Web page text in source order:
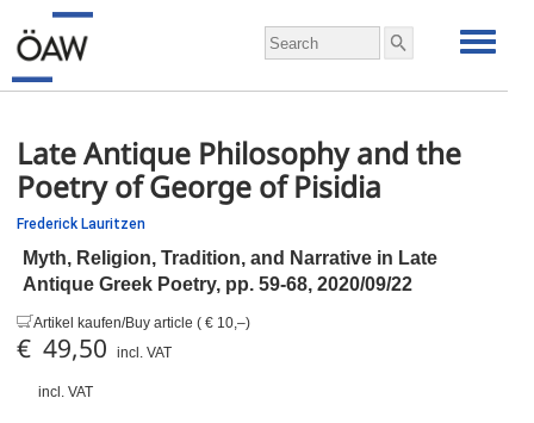
Late Antique Philosophy and the
Poetry of George of Pisidia
Frederick Lauritzen
Myth, Religion, Tradition, and Narrative in Late
Antique Greek Poetry, pp. 59-68, 2020/09/22
Artikel kaufen/Buy article ( € 10,–)
€ 49,50 incl. VAT
incl. VAT